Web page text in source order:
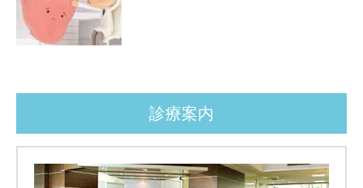
診療案内